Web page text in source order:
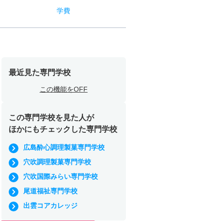
学費
最近見た専門学校
この機能をOFF
この専門学校を見た人が
ほかにもチェックした専門学校
広島酔心調理製菓専門学校
穴吹調理製菓専門学校
穴吹国際みらい専門学校
尾道福祉専門学校
出雲コアカレッジ